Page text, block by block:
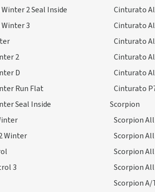
2 Seal Inside
3
2
D
Run Flat
Seal Inside
Winter
3
Cinturato
Cinturato
Cinturato
Cinturato
Cinturato
Cinturato
Scorpion
Scorpion All
Scorpion All
Scorpion All
Scorpion
Scorpion A/